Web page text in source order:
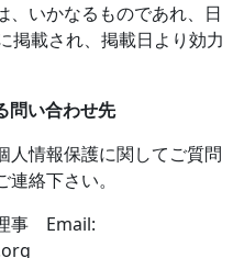
、いかなるものであれ、日
掲載され、掲載日より効力
問い合わせ先
情報保護に関してご質問
絡下さい。
事 Email: